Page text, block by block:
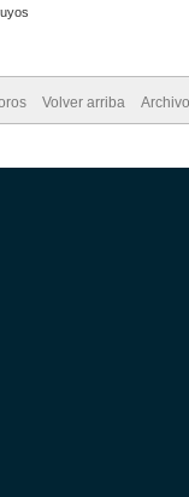
Volver arriba